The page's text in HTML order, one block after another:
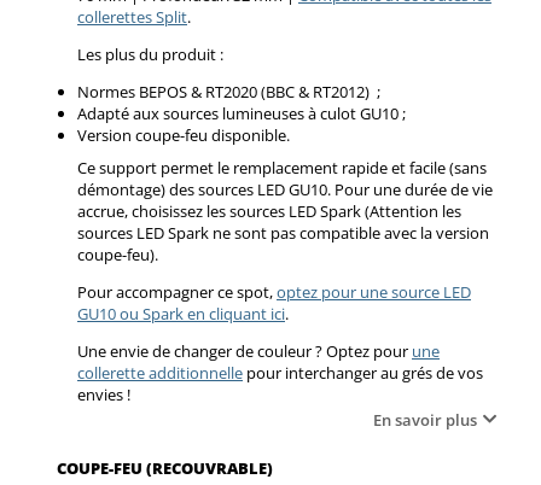
collerettes Split.
Les plus du produit :
Normes BEPOS & RT2020 (BBC & RT2012) ;
Adapté aux sources lumineuses à culot GU10 ;
Version coupe-feu disponible.
Ce support permet le remplacement rapide et facile (sans
démontage) des sources LED GU10. Pour une durée de vie
accrue, choisissez les sources LED Spark (Attention les
sources LED Spark ne sont pas compatible avec la version
coupe-feu).
Pour accompagner ce spot,optez pour une source LED
GU10 ou Spark en cliquant ici.
Une envie de changer de couleur ? Optez pour une
collerette additionnelle pour interchanger au grés de vos
envies !
En savoir plus
COUPE-FEU (RECOUVRABLE)